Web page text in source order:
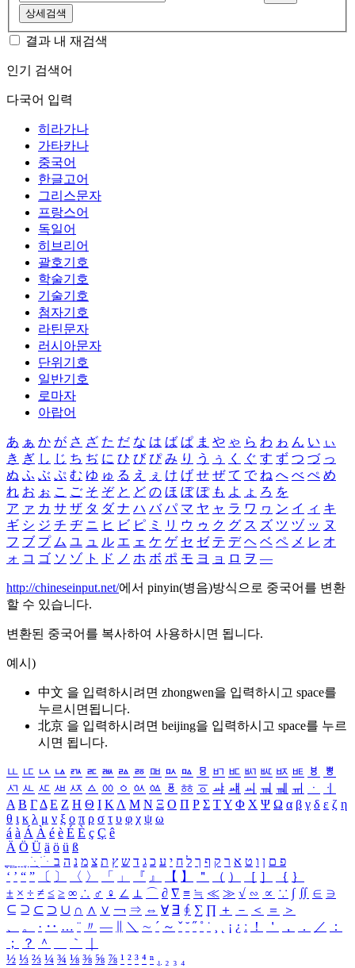
상세검색
결과 내 재검색
인기 검색어
다국어 입력
히라가나
가타카나
중국어
한글고어
그리스문자
프랑스어
독일어
히브리어
괄호기호
학술기호
기술기호
첨자기호
라틴문자
러시아문자
단위기호
일반기호
로마자
아랍어
あ ぁ か が さ ざ た だ な は ば ぱ ま や ゃ ら わ ゎ ん い ぃ
き ぎ し じ ち ぢ に ひ び ぴ み り う ぅ く ぐ す ず つ づ っ
ぬ ふ ぶ ぷ む ゆ ゅ る え ぇ け げ せ ぜ て で ね へ べ ぺ め
れ お ぉ こ ご そ ぞ と ど の ほ ぼ ぽ も よ ょ ろ を
ア ァ カ サ ザ タ ダ ナ ハ バ パ マ ヤ ャ ラ ワ ヮ ン イ ィ キ
ギ シ ジ チ ヂ ニ ヒ ビ ピ ミ リ ウ ゥ ク グ ス ズ ツ ヅ ッ ヌ
フ ブ プ ム ユ ュ ル エ ェ ケ ゲ セ ゼ テ デ ヘ ベ ペ メ レ オ
ォ コ ゴ ソ ゾ ト ド ノ ホ ボ ポ モ ヨ ョ ロ ヲ ―
http://chineseinput.net/에서 pinyin(병음)방식으로 중국어를 변환
할 수 있습니다.
변환된 중국어를 복사하여 사용하시면 됩니다.
예시)
中文 을 입력하시려면 zhongwen을 입력하시고 space를
누르시면됩니다.
北京 을 입력하시려면 beijing을 입력하시고 space를 누르
시면 됩니다.
ㅥ ㅦ ㅧ ㅨ ㅩ ㅪ ㅫ ㅬ ㅭ ㅮ ㅯ ㅰ ㅱ ㅲ ㅳ ㅴ ㅵ ㅶ ㅷ ㅸ
ㅹ
ㅺ ㅻ ㅼ ㅽ ㅾ ㅿ ㆀ ㆁ ㆂ ㆃ ㆄ ㆅ ㆆ ㆇ ㆈ ㆉ ㆊ ㆋ ㆌ ㆍ
ㆎ
Α Β ΓΔ Ε Ζ Η Θ Ι ΚΛ Μ Ν Ξ Ο Π Ρ Σ ΤΥ Φ Χ Ψ Ω α β γ δ ε ζ η
θ ι κ λ μ ν ξ ο π ρ σ τ υ φ χ ψ ω
á à Á À é è É È ç Ç ê
Ä Ö Ü ä ö ü ß
ִֶֹ ֻּ ׁׂ פ ם ן ו ט א ר ק ף ך ל ח י ע כ ג ד ש ץ ת צ מ נ ה ב
‘ ’ “ ” 〔 〕 〈 〉 「 」 『 』 【 】 ＂ （ ） ［ ］ ｛ ｝
± × ÷ ≠ ≤ ≥ ∞ ∴ ♂ ♀ ∠ ⊥ ⌒ ∂ ∇ ≡ ≒ ≪ ≫ √ ∽ ∝ ∵ ∫ ∬ ∈ ∋
⊆ ⊇ ⊂ ⊃ ∪ ∩ ∧ ∨ ￢ ⇒ ⇔ ∀ ∃ ∮ ∑ ∏ ＋ － ＜ ＝
＞
、
。 · ‥ … ¨ 〃 ― ＼ ∼ ´ ～ ˇ ˘ ˝ ˚ ˙ ¸ ¡ ¿ ː ！ ＇ ， ． ／
：
；
？ ＾ ｀
½ ⅓ ⅔ ¼ ¾ ⅛ ⅜ ⅝ ⅞ ¹ ² ³ ⁴ ⁿ ₁ ₂ ₃ ₄